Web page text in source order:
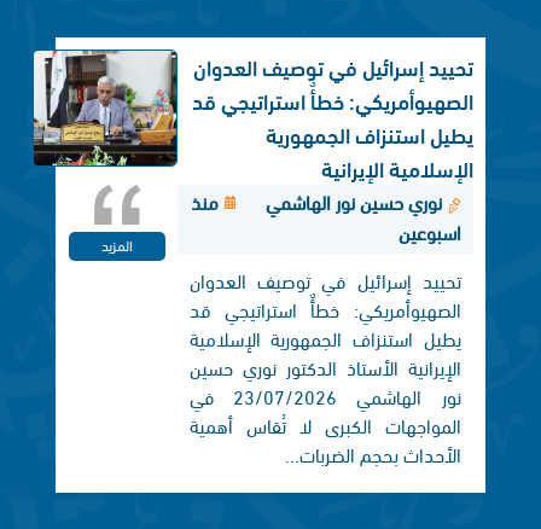
تحييد إسرائيل في توصيف العدوان
الصهيوأمريكي: خطأٌ استراتيجي قد
يطيل استنزاف الجمهورية
الإسلامية الإيرانية
نوري حسين نور الهاشمي
منذ
اسبوعين
تحييد إسرائيل في توصيف العدوان
الصهيوأمريكي: خطأٌ استراتيجي قد
يطيل استنزاف الجمهورية الإسلامية
الإيرانية الأستاذ الدكتور نوري حسين
نور الهاشمي 23/07/2026 في
المواجهات الكبرى لا تُقاس أهمية
الأحداث بحجم الضربات...
المزيد